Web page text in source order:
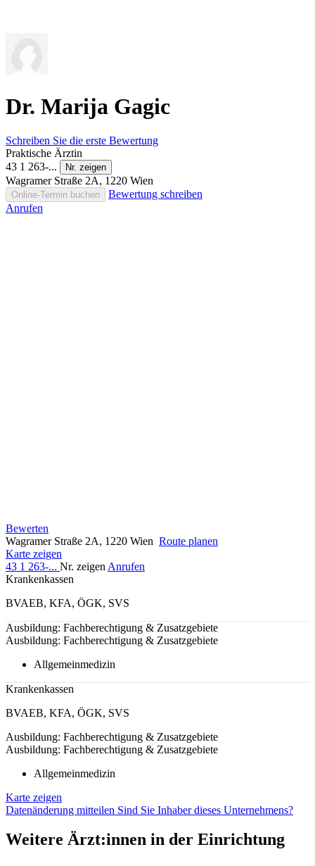
Dr. Marija Gagic
Schreiben Sie die erste Bewertung
Praktische Ärztin
43 1 263-...
Nr. zeigen
Wagramer Straße 2A, 1220 Wien
Online-Termin buchen
Bewertung schreiben
Anrufen
Bewerten
Wagramer Straße 2A, 1220 Wien Route planen
Karte zeigen
43 1 263-... Nr. zeigen Anrufen
Krankenkassen
BVAEB, KFA, ÖGK, SVS
Ausbildung: Fachberechtigung & Zusatzgebiete
Ausbildung: Fachberechtigung & Zusatzgebiete
Allgemeinmedizin
Krankenkassen
BVAEB, KFA, ÖGK, SVS
Ausbildung: Fachberechtigung & Zusatzgebiete
Ausbildung: Fachberechtigung & Zusatzgebiete
Allgemeinmedizin
Karte zeigen
Datenänderung mitteilen Sind Sie Inhaber dieses Unternehmens?
Weitere Ärzt:innen in der Einrichtung